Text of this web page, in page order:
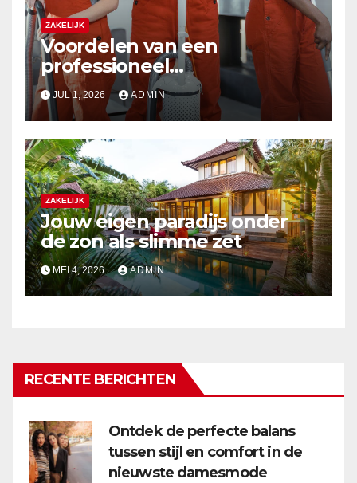
ZAKELIJK
Voordelen van een
professioneel
schoonmaakbedrijf
JUL 1, 2026 ADMIN
ZAKELIJK
Jouw eigen paradijs onder
de zon als slimme zet
MEI 4, 2026 ADMIN
RECENTE BERICHTEN
Ontdek de perfecte balans
tussen stijl en comfort in de
nieuwste damesmode